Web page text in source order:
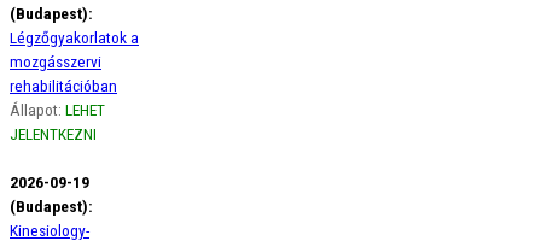
(Budapest):
Légzőgyakorlatok a
mozgásszervi
rehabilitációban
Állapot: LEHET
JELENTKEZNI
2026-09-19
(Budapest):
Kinesiology-